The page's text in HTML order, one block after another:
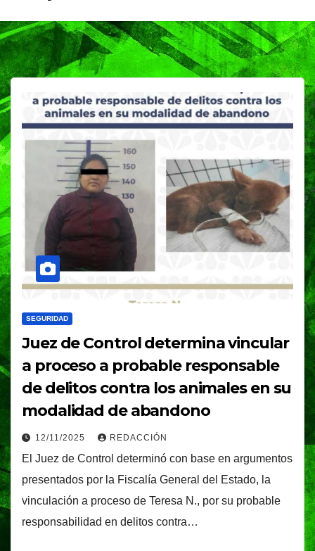
SEGURIDAD
Juez de Control determina vincular
a proceso a probable responsable
de delitos contra los animales en su
modalidad de abandono
12/11/2025 REDACCIÓN
El Juez de Control determinó con base en argumentos
presentados por la Fiscalía General del Estado, la
vinculación a proceso de Teresa N., por su probable
responsabilidad en delitos contra…